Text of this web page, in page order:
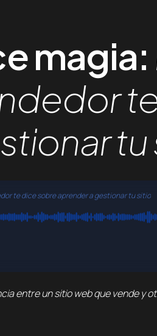
magia:
tu
te dice sobre aprender a gestionar tu sitio
entre un sitio web que vende y